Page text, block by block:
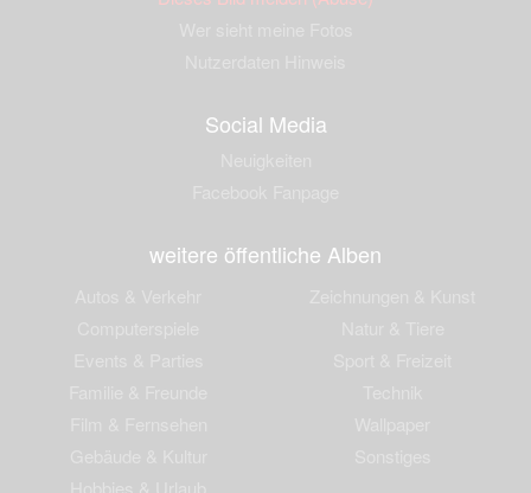
Social Media
weitere öffentliche Alben